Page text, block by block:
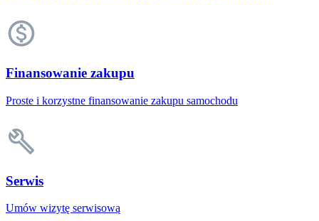
Finansowanie zakupu
Proste i korzystne finansowanie zakupu samochodu
Serwis
Umów wizytę serwisową